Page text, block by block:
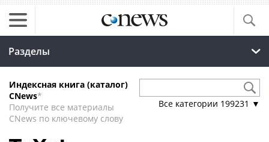
Разделы
Индексная книга (каталог)
CNews*
Получите все материалы
CNews по ключевому слову
Все категории 199231 ▼